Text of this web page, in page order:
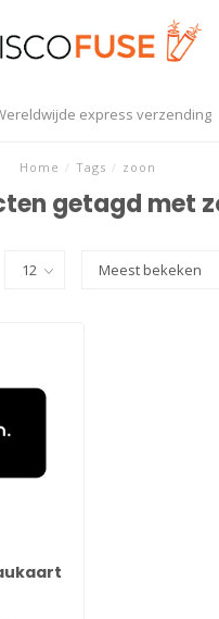
express verzending
Home / Tags / zoon
getagd met